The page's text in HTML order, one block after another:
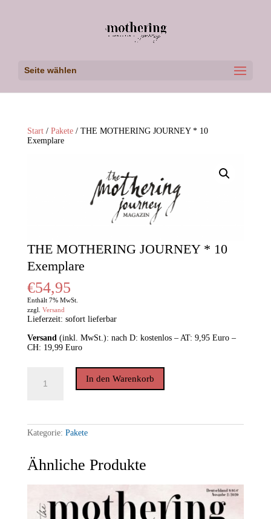
Seite wählen
Start/ Pakete/ THE MOTHERING JOURNEY * 10
Exemplare
THE MOTHERING JOURNEY * 10
Exemplare
€54,95
Enthält 7% MwSt.
zzgl. Versand
Lieferzeit: sofort lieferbar
Versand (inkl. MwSt.): nach D: kostenlos – AT: 9,95 Euro –
CH: 19,99 Euro
MOTHERING
Menge
In den Warenkorb
Kategorie: Pakete
Ähnliche Produkte